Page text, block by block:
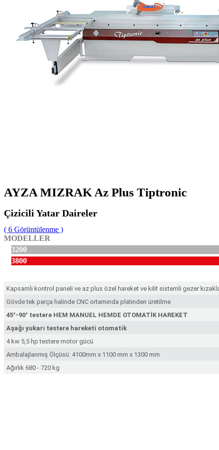
AYZA MIZRAK Az Plus Tiptronic
Çizicili Yatar Daireler
( 6 Görüntülenme )
MODELLER
3200
3800
Kapsamlı kontrol paneli ve az plus özel hareket ve kilit sistemli gezer
Gövde tek parça halinde CNC ortamında platinden üretilme
45°-90° testere HEM MANUEL HEMDE OTOMATİK HAREKET
Aşağı yukarı testere hareketi otomatik
4 kw 5,5 hp testere motor gücü
Ambalajlanmış Ölçüsü: 4100mm x 1100 mm x 1300 mm
Ağırlık 680 - 720 kg